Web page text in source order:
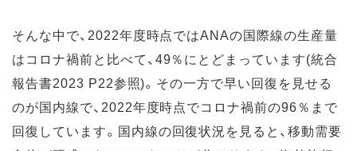
そんな中で、2022年度時点ではANAの国際線の生産量
はコロナ禍前と比べて、49％にとどまっています(統合
報告書2023 P22参照)。その一方で早い回復を見せる
のが国内線で、2022年度時点でコロナ禍前の96％まで
回復しています。国内線の回復状況を見ると、移動需要